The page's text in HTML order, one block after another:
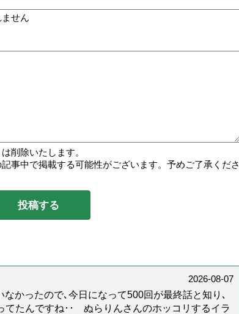
せん
削除いたします。
事中で掲載する可能性がございます。予めご了承くださ
2026-08-07
かったので､今日になって500回が最終話と知り､
たんですね･･ ぬらりんさんのホッコリするイラ